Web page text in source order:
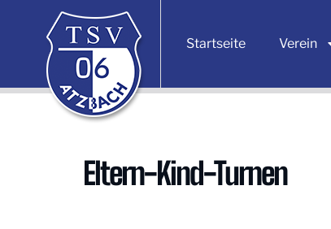
Startseite Verein
Eltern-Kind-Turnen